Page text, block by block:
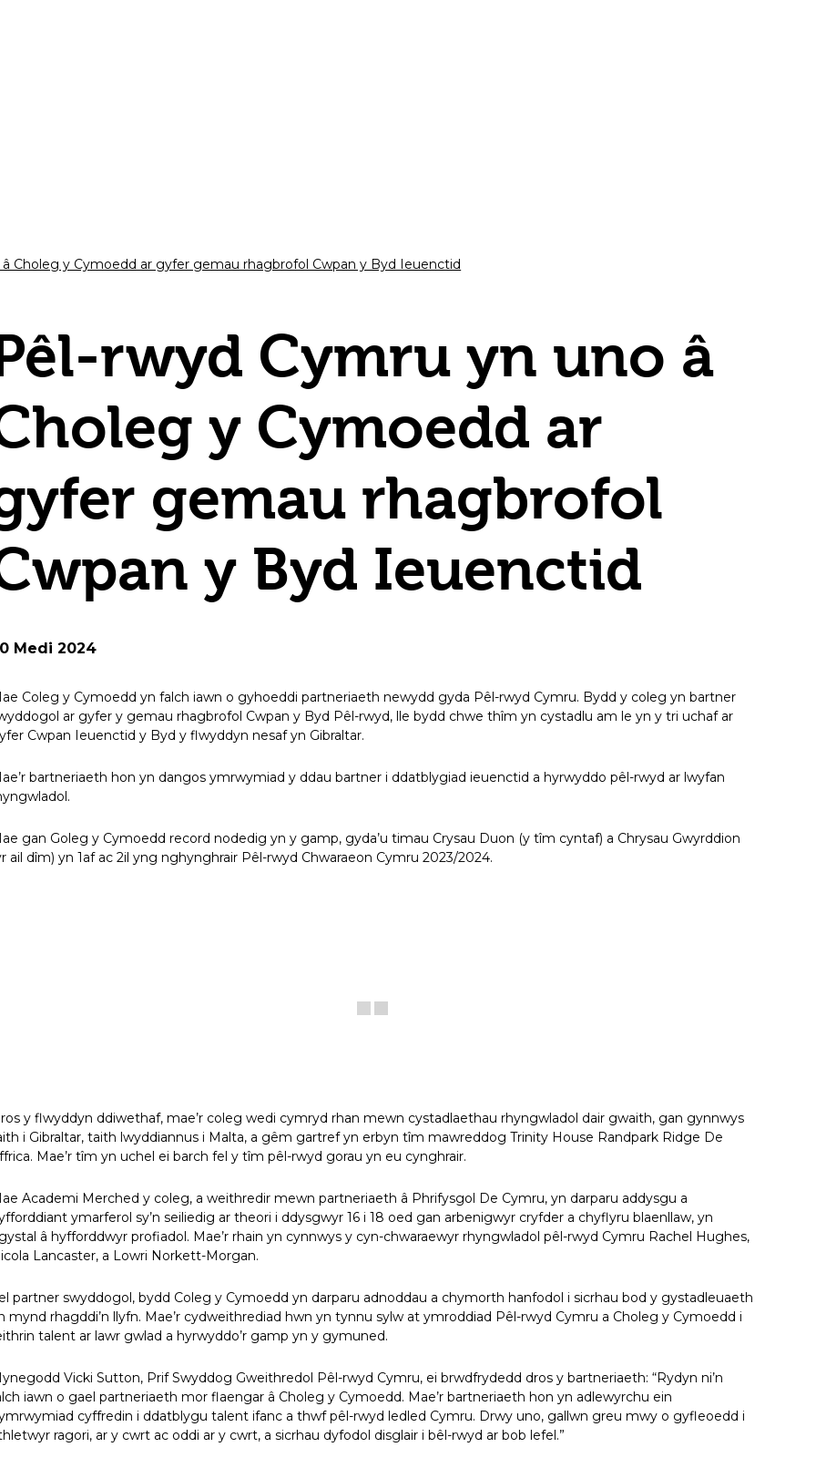
Choleg y Cymoedd ar gyfer gemau rhagbrofol Cwpan y Byd Ieuenctid
rwyd Cymru yn uno â
y Cymoedd ar
gemau rhagbrofol
y Byd Ieuenctid
Medi 2024
Coleg y Cymoedd yn falch iawn o gyhoeddi partneriaeth newydd gyda Pêl-rwyd Cymru. Bydd y coleg yn bartner
ar gyfer y gemau rhagbrofol Cwpan y Byd Pêl-rwyd, lle bydd chwe thîm yn cystadlu am le yn y tri uchaf ar
Cwpan Ieuenctid y Byd y flwyddyn nesaf yn Gibraltar.
bartneriaeth hon yn dangos ymrwymiad y ddau bartner i ddatblygiad ieuenctid a hyrwyddo pêl-rwyd ar lwyfan
gan Goleg y Cymoedd record nodedig yn y gamp, gyda’u timau Crysau Duon (y tîm cyntaf) a Chrysau Gwyrddion
ail dîm) yn 1af ac 2il yng nghynghrair Pêl-rwyd Chwaraeon Cymru 2023/2024.
y flwyddyn ddiwethaf, mae’r coleg wedi cymryd rhan mewn cystadlaethau rhyngwladol dair gwaith, gan gynnwys
i Gibraltar, taith lwyddiannus i Malta, a gêm gartref yn erbyn tîm mawreddog Trinity House Randpark Ridge De
Mae’r tîm yn uchel ei barch fel y tîm pêl-rwyd gorau yn eu cynghrair.
Academi Merched y coleg, a weithredir mewn partneriaeth â Phrifysgol De Cymru, yn darparu addysgu a
ymarferol sy’n seiliedig ar theori i ddysgwyr 16 i 18 oed gan arbenigwyr cryfder a chyflyru blaenllaw, yn
â hyfforddwyr profiadol. Mae’r rhain yn cynnwys y cyn-chwaraewyr rhyngwladol pêl-rwyd Cymru Rachel Hughes,
Lancaster, a Lowri Norkett-Morgan.
partner swyddogol, bydd Coleg y Cymoedd yn darparu adnoddau a chymorth hanfodol i sicrhau bod y gystadleuaeth
mynd rhagddi’n llyfn. Mae’r cydweithrediad hwn yn tynnu sylw at ymroddiad Pêl-rwyd Cymru a Choleg y Cymoedd i
talent ar lawr gwlad a hyrwyddo’r gamp yn y gymuned.
Vicki Sutton, Prif Swyddog Gweithredol Pêl-rwyd Cymru, ei brwdfrydedd dros y bartneriaeth: “Rydyn ni’n
iawn o gael partneriaeth mor flaengar â Choleg y Cymoedd. Mae’r bartneriaeth hon yn adlewyrchu ein
cyffredin i ddatblygu talent ifanc a thwf pêl-rwyd ledled Cymru. Drwy uno, gallwn greu mwy o gyfleoedd i
ragori, ar y cwrt ac oddi ar y cwrt, a sicrhau dyfodol disglair i bêl-rwyd ar bob lefel.”